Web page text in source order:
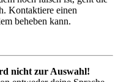
Kontaktiere einen
beheben kann.
nicht zur Auswahl!